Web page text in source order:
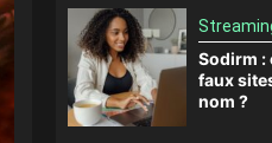
Sodirm :
faux
nom ?